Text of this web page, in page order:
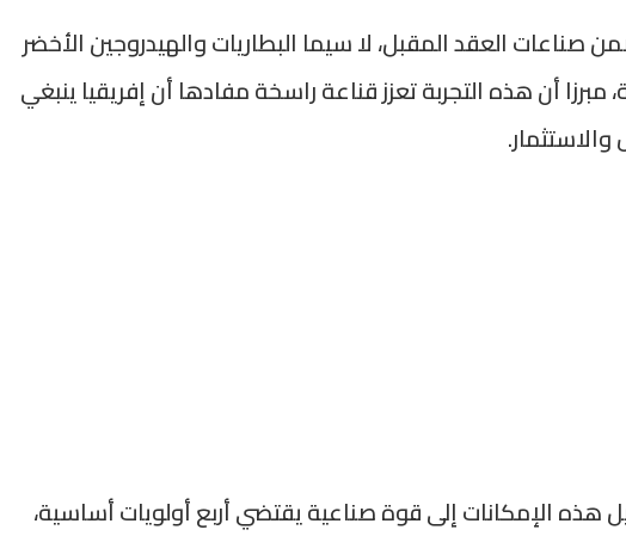
العقد المقبل، لا سيما البطاريات والهيدروجين الأخضر
مبرزا أن هذه التجربة تعزز قناعة راسخة مفادها أن إفريقيا ينبغي
الإمكانات إلى قوة صناعية يقتضي أربع أولويات أساسية،